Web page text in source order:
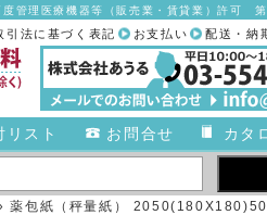
度管理医療機器等（販売業・賃貸業）許可
配送・納
お支払い
引法に基づく表記
リスト お問合せ カタ
薬包紙（秤量紙）